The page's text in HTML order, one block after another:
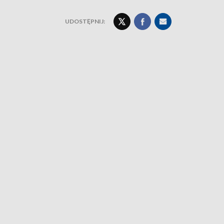
UDOSTĘPNIJ: